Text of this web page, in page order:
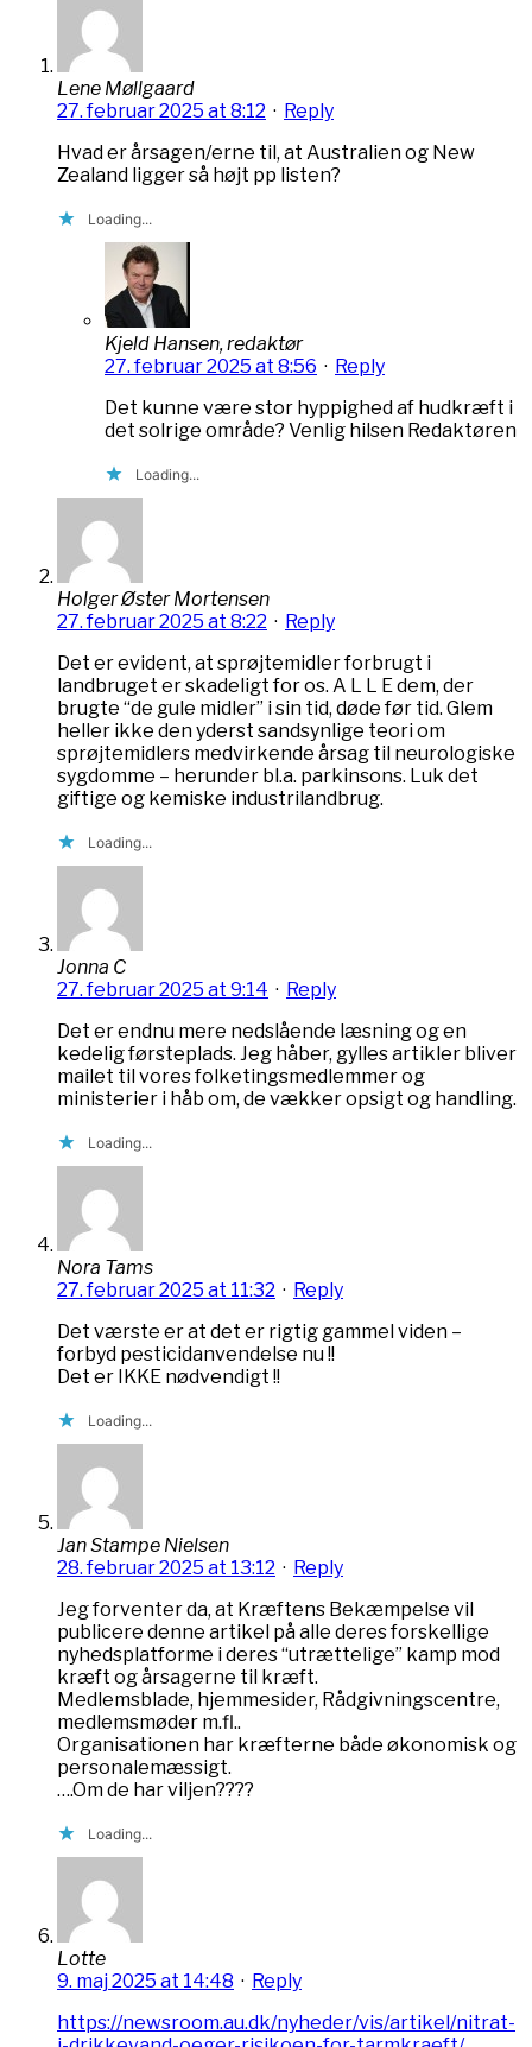
Lene Møllgaard
27. februar 2025 at 8:12 · Reply
Hvad er årsagen/erne til, at Australien og New
Zealand ligger så højt pp listen?
Loading...
Kjeld Hansen, redaktør
27. februar 2025 at 8:56 · Reply
Det kunne være stor hyppighed af hudkræft i
det solrige område? Venlig hilsen Redaktøren
Loading...
Holger Øster Mortensen
27. februar 2025 at 8:22 · Reply
Det er evident, at sprøjtemidler forbrugt i
landbruget er skadeligt for os. A L L E dem, der
brugte “de gule midler” i sin tid, døde før tid. Glem
heller ikke den yderst sandsynlige teori om
sprøjtemidlers medvirkende årsag til neurologiske
sygdomme – herunder bl.a. parkinsons. Luk det
giftige og kemiske industrilandbrug.
Loading...
Jonna C
27. februar 2025 at 9:14 · Reply
Det er endnu mere nedslående læsning og en
kedelig førsteplads. Jeg håber, gylles artikler bliver
mailet til vores folketingsmedlemmer og
ministerier i håb om, de vækker opsigt og handling.
Loading...
Nora Tams
27. februar 2025 at 11:32 · Reply
Det værste er at det er rigtig gammel viden –
forbyd pesticidanvendelse nu !!
Det er IKKE nødvendigt !!
Loading...
Jan Stampe Nielsen
28. februar 2025 at 13:12 · Reply
Jeg forventer da, at Kræftens Bekæmpelse vil
publicere denne artikel på alle deres forskellige
nyhedsplatforme i deres “utrættelige” kamp mod
kræft og årsagerne til kræft.
Medlemsblade, hjemmesider, Rådgivningscentre,
medlemsmøder m.fl..
Organisationen har kræfterne både økonomisk og
personalemæssigt.
….Om de har viljen????
Loading...
Lotte
9. maj 2025 at 14:48 · Reply
https://newsroom.au.dk/nyheder/vis/artikel/nitrat-